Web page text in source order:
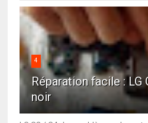
4
Réparation facile : LG
noir